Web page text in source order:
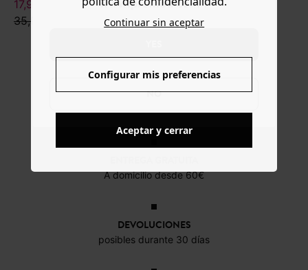
www.promod.com ?
NO
17,99 €
35,99 €
A domicilio desde 60€
DEVOLUCIONES
posibles durante 30 días
Continuar sin aceptar
Configurar mis preferencias
Aceptar y cerrar